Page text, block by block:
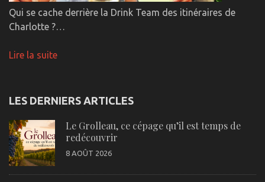
Qui se cache derrière la Drink Team des itinéraires de
Charlotte ?…
Lire la suite
LES DERNIERS ARTICLES
Le Grolleau, ce cépage qu’il est temps de
redécouvrir
8 AOÛT 2026